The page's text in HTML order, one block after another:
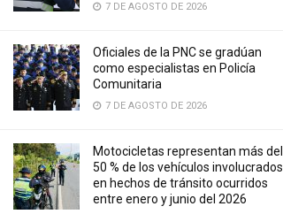
7 DE AGOSTO DE 2026
Oficiales de la PNC se gradúan
como especialistas en Policía
Comunitaria
7 DE AGOSTO DE 2026
Motocicletas representan más del
50 % de los vehículos involucrados
en hechos de tránsito ocurridos
entre enero y junio del 2026